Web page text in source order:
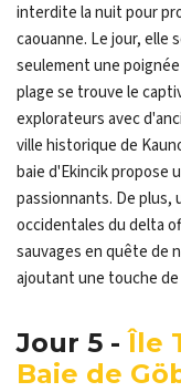
interdite la nuit pour
caouanne. Le jour, elle
seulement une
plage se trouve le
explorateurs avec
ville historique de
baie d'Ekincik propose
passionnants. De plus,
occidentales du delta
sauvages en quête de
ajoutant une touche
Jour 5 -Île
Baie de